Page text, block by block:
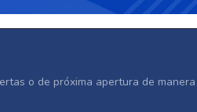
o de próxima apertura de manera